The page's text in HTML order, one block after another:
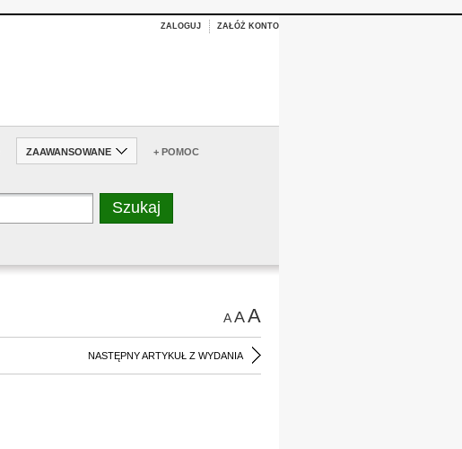
ZALOGUJ ZAŁÓŻ KONTO
ZAAWANSOWANE + POMOC
AAA
NASTĘPNY ARTYKUŁ Z WYDANIA